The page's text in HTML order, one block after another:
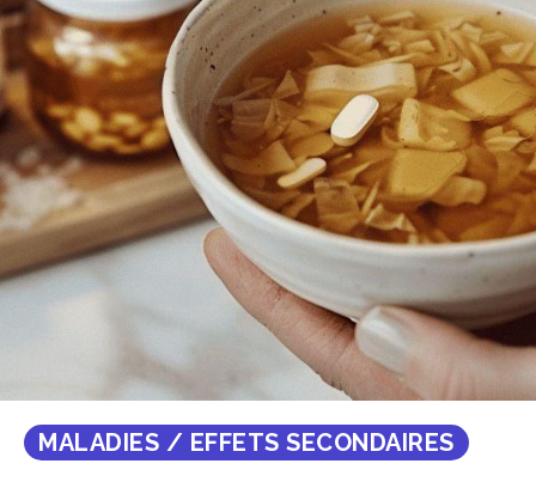
MALADIES / EFFETS SECONDAIRES